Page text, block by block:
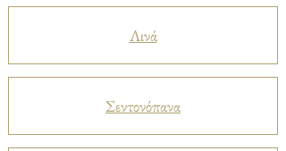
Λινά
Σεντονόπανα